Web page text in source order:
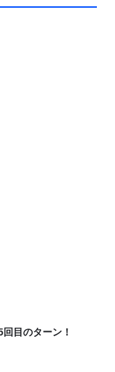
目のターン！